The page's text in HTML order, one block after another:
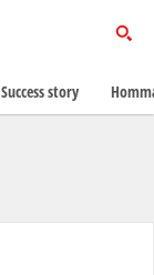
Success story